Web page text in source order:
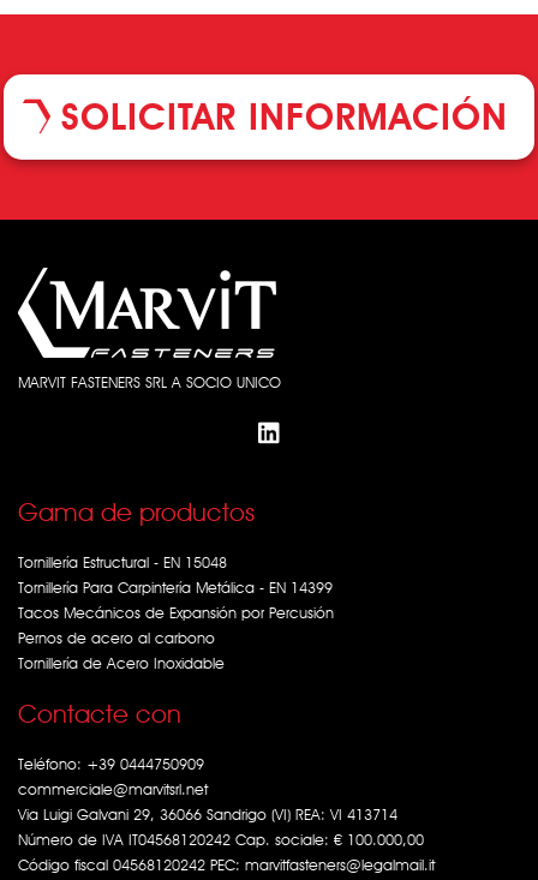
SOLICITAR INFORMACIÓN
MARVIT FASTENERS SRL A SOCIO UNICO
Gama de productos
Tornillería Estructural - EN 15048
Tornillería Para Carpintería Metálica - EN 14399
Tacos Mecánicos de Expansión por Percusión
Pernos de acero al carbono
Tornillería de Acero Inoxidable
Contacte con
Teléfono: +39 0444750909
commerciale@marvitsrl.net
Via Luigi Galvani 29, 36066 Sandrigo (VI) REA: VI 413714
Número de IVA IT04568120242 Cap. sociale: € 100.000,00
Código fiscal 04568120242 PEC: marvitfasteners@legalmail.it